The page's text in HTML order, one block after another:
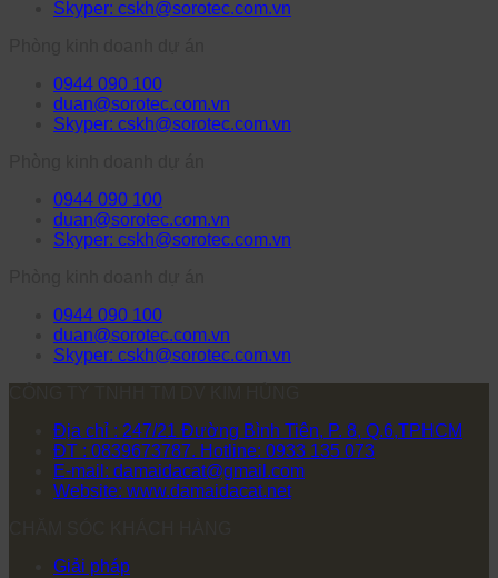
Skyper: cskh@sorotec.com.vn
0944 090 100
duan@sorotec.com.vn
Skyper: cskh@sorotec.com.vn
0944 090 100
duan@sorotec.com.vn
Skyper: cskh@sorotec.com.vn
0944 090 100
duan@sorotec.com.vn
Skyper: cskh@sorotec.com.vn
Địa chỉ : 247/21 Đường Bình Tiên, P. 8, Q.6,TPHCM
ĐT : 0839673787. Hotline: 0933 135 073
E-mail: damaidacat@gmail.com
Website: www.damaidacat.net
Giải pháp